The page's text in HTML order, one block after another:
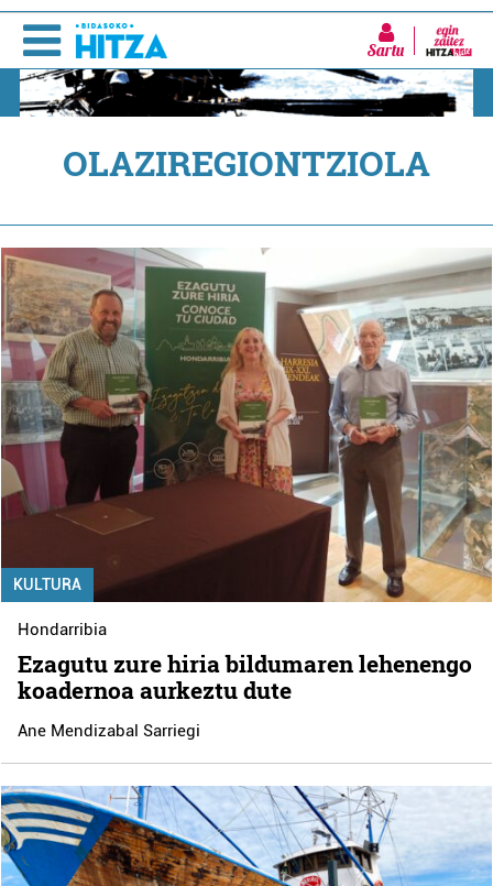
Sartu
OLAZIREGIONTZIOLA
KULTURA
Hondarribia
Ezagutu zure hiria bildumaren lehenengo
koadernoa aurkeztu dute
Ane Mendizabal Sarriegi